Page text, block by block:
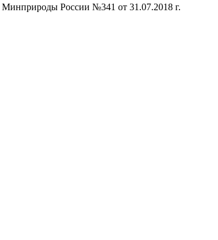
Минприроды России №341 от 31.07.2018 г.